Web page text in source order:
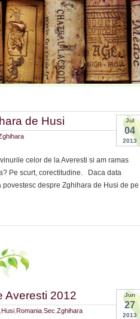
Jul
04
2013
de Husi
celor de la Averesti si am ramas
Pe scurt, corectitudine. Daca data
despre Zghihara de Husi de pe
Jun
27
2013
Averesti 2012
Husi Romania Sec Zghihara